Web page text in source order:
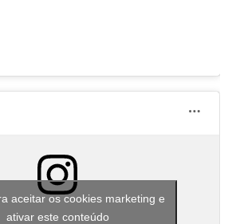
aceitar os cookies marketing e
ativar este conteúdo